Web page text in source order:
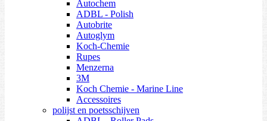
Autochem
ADBL - Polish
Autobrite
Autoglym
Koch-Chemie
Rupes
Menzerna
3M
Koch Chemie - Marine Line
Accessoires
polijst en poetsschijven